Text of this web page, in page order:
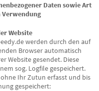
Daten sowie Art
Website
werden durch den auf
Browser automatisch
Website gesendet. Diese
sog. Logfile gespeichert.
Ihr Zutun erfasst und bis
gespeichert: